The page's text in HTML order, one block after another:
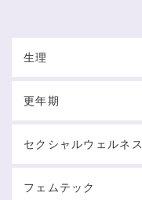
生理
更年期
セクシャルウェルネス
フェムテック